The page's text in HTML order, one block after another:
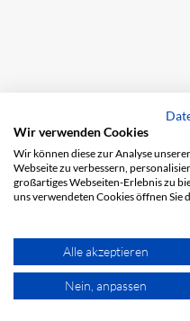
Wir verwenden Cookies
Wir können diese zur Analyse
Webseite zu verbessern,
großartiges Webseiten-Erlebnis zu
uns verwendeten Cookies öffnen Sie
Alle akzeptieren
Nein, anpassen